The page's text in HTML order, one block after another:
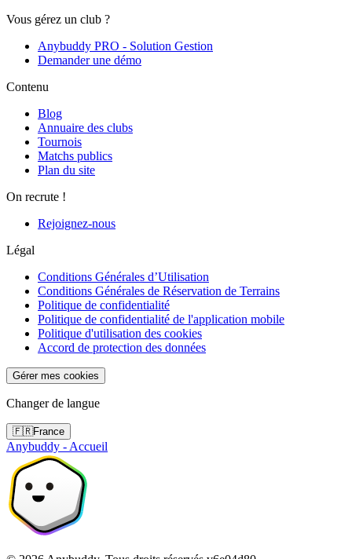
Vous gérez un club ?
Anybuddy PRO - Solution Gestion
Demander une démo
Contenu
Blog
Annuaire des clubs
Tournois
Matchs publics
Plan du site
On recrute !
Rejoignez-nous
Légal
Conditions Générales d’Utilisation
Conditions Générales de Réservation de Terrains
Politique de confidentialité
Politique de confidentialité de l'application mobile
Politique d'utilisation des cookies
Accord de protection des données
Gérer mes cookies
Changer de langue
🇫🇷France
Anybuddy - Accueil